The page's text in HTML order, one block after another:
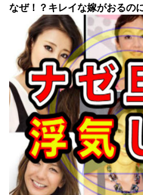
なぜ！？キレイな嫁がおるの